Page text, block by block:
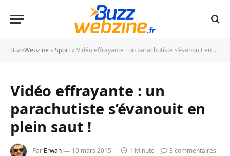
BuzzWebzine »Sport »Vidéo effrayante : un parachutiste s’évanouit en plein saut !
Vidéo effrayante : un
parachutiste s’évanouit en
plein saut !
Par Erwan 10 mars 2015 1 Minute
3 commentaires